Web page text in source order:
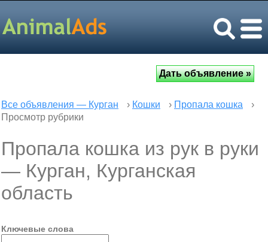
Все объявления — Курган › Кошки › Пропала кошка
›
Просмотр рубрики
Пропала кошка из рук в руки
— Курган, Курганская
область
Ключевые слова